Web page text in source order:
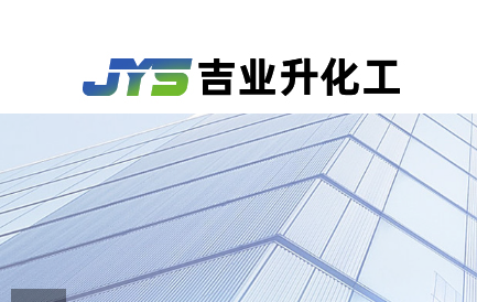
公司首页
公司动态
产品展厅
证书荣誉